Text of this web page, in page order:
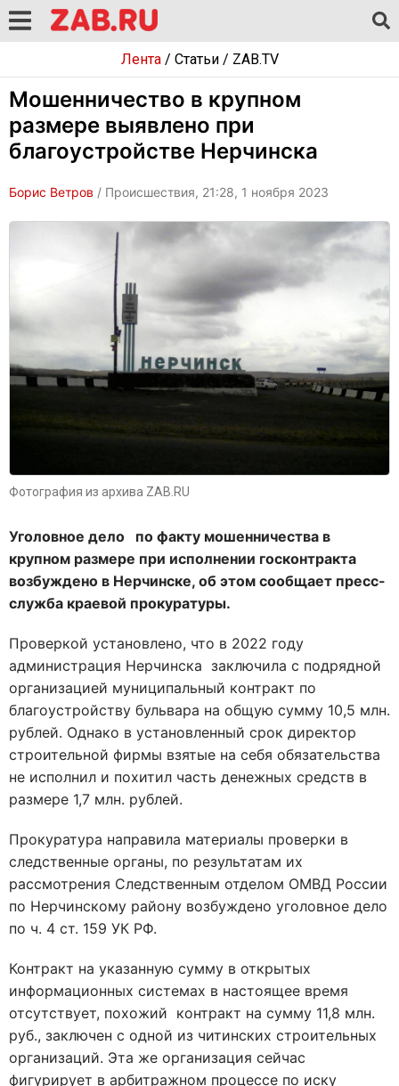
Лента/ Статьи/ ZAB.TV
Мошенничество в крупном
размере выявлено при
благоустройстве Нерчинска
Борис Ветров / Происшествия, 21:28, 1 ноября 2023
Фотография из архива ZAB.RU
Уголовное дело по факту мошенничества в
крупном размере при исполнении госконтракта
возбуждено в Нерчинске, об этом сообщает пресс-
служба краевой прокуратуры.
Проверкой установлено, что в 2022 году
администрация Нерчинска заключила с подрядной
организацией муниципальный контракт по
благоустройству бульвара на общую сумму 10,5 млн.
рублей. Однако в установленный срок директор
строительной фирмы взятые на себя обязательства
не исполнил и похитил часть денежных средств в
размере 1,7 млн. рублей.
Прокуратура направила материалы проверки в
следственные органы, по результатам их
рассмотрения Следственным отделом ОМВД России
по Нерчинскому району возбуждено уголовное дело
по ч. 4 ст. 159 УК РФ.
Контракт на указанную сумму в открытых
информационных системах в настоящее время
отсутствует, похожий контракт на сумму 11,8 млн.
руб., заключен с одной из читинских строительных
организаций. Эта же организация сейчас
фигурирует в арбитражном процессе по иску